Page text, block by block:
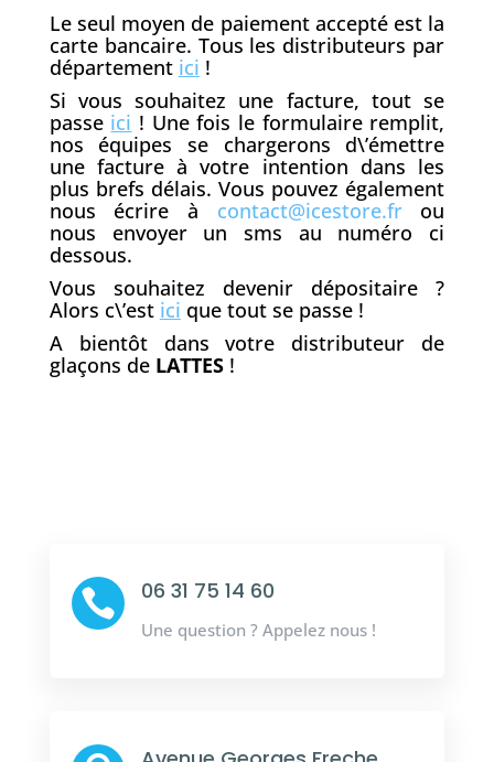
Le seul moyen de paiement accepté est la
carte bancaire. Tous les distributeurs par
département ici !
Si vous souhaitez une facture, tout se
passe ici ! Une fois le formulaire remplit,
nos équipes se chargerons d\’émettre
une facture à votre intention dans les
plus brefs délais. Vous pouvez également
nous écrire à contact@icestore.frou
nous envoyer un sms au numéro ci
dessous.
Vous souhaitez devenir dépositaire ?
Alors c\’est ici que tout se passe !
A bientôt dans votre distributeur de
glaçons de LATTES!
 06 31 75 14 60
Une question ? Appelez nous !